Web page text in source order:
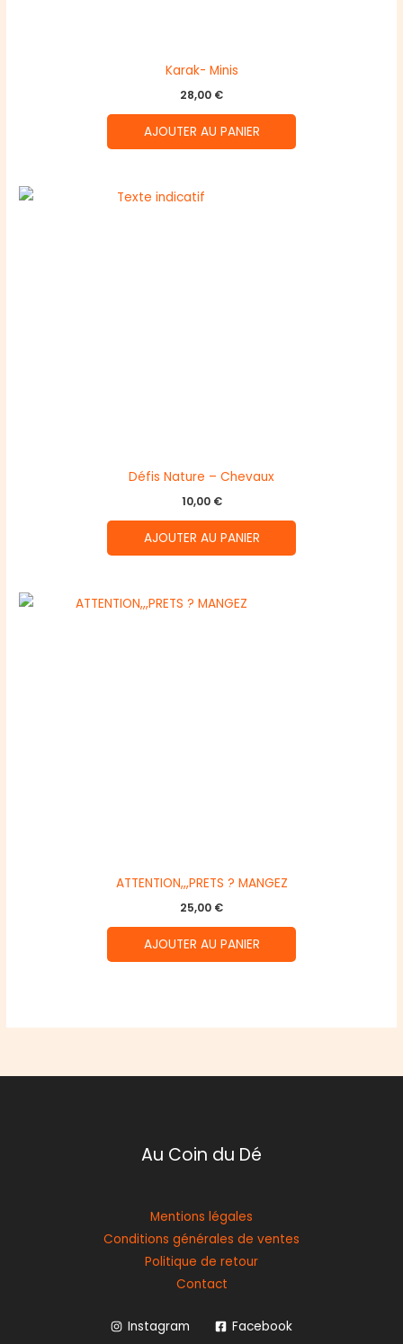
Karak- Minis
28,00 €
AJOUTER AU PANIER
Défis Nature – Chevaux
10,00 €
AJOUTER AU PANIER
ATTENTION,,,PRETS ? MANGEZ
25,00 €
AJOUTER AU PANIER
Au Coin du Dé
Mentions légales
Conditions générales de ventes
Politique de retour
Contact
Instagram Facebook